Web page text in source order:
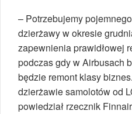
– Potrzebujemy
dzierżawy w okresie
zapewnienia prawidłowej
podczas gdy w Airbusach
będzie remont klasy
dzierżawie samolotów od
powiedział rzecznik